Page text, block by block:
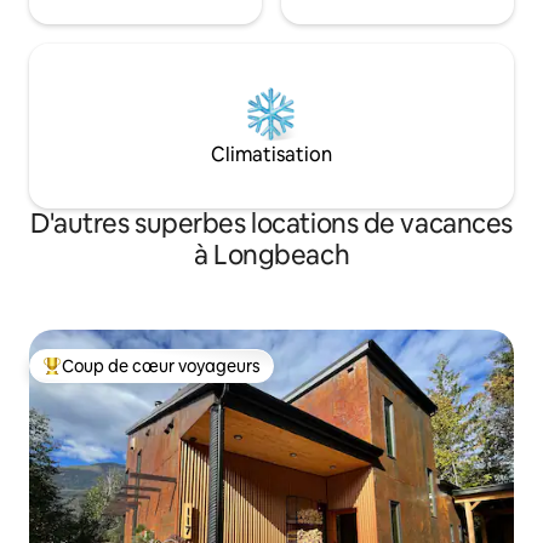
Climatisation
D'autres superbes locations de vacances
à Longbeach
Coup de cœur voyageurs parmi les plus aimés
Coup de cœur voyageurs